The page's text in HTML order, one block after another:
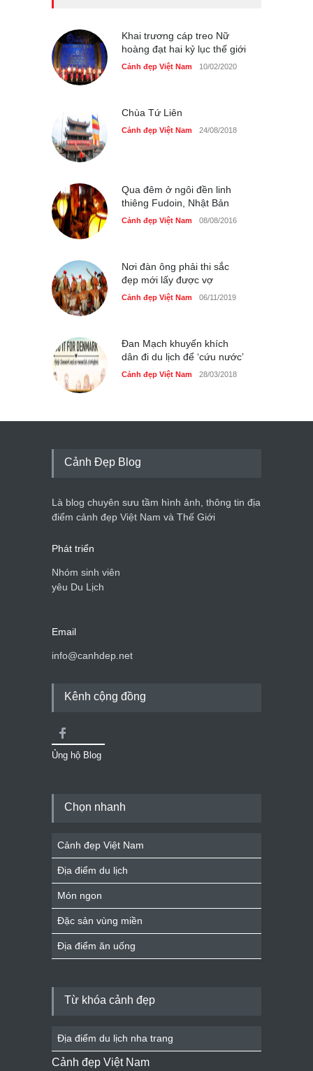
Cảnh đẹp Việt Nam 24/04/2020
Những món ăn đồng quê
Khai trương cáp treo Nữ
hoàng đạt hai kỷ lục thế giới
Cảnh đẹp Việt Nam 10/02/2020
Chùa Tứ Liên
Cảnh đẹp Việt Nam 24/08/2018
Qua đêm ở ngôi đền linh
thiêng Fudoin, Nhật Bản
Cảnh đẹp Việt Nam 08/08/2016
Nơi đàn ông phải thi sắc
đẹp mới lấy được vợ
Cảnh đẹp Việt Nam 06/11/2019
Đan Mạch khuyến khích
dân đi du lịch để ‘cứu nước’
Cảnh đẹp Việt Nam 28/03/2018
Cảnh Đẹp Blog
Là blog chuyên sưu tầm hình ảnh, thông tin địa
điểm cảnh đẹp Việt Nam và Thế Giới
Phát triển
Nhóm sinh viên
yêu Du Lịch
Email
info@canhdep.net
Kênh cộng đồng
Ủng hộ Blog
Chọn nhanh
Cảnh đẹp Việt Nam
Địa điểm du lịch
Món ngon
Đặc sản vùng miền
Địa điểm ăn uống
Từ khóa cảnh đẹp
Địa điểm du lịch nha trang
Cảnh đẹp Việt Nam